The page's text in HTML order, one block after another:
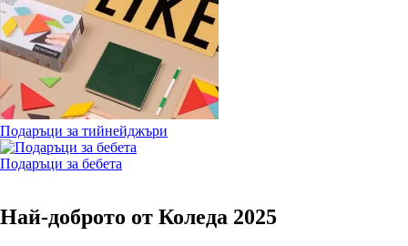
Подаръци за тийнейджъри
Подаръци за бебета
Най-доброто от Коледа 2025